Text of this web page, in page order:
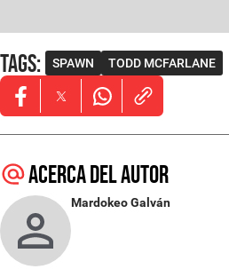
Tags: SPAWN TODD MCFARLANE
Opens in new window
Opens in new window
Opens in new window
Acerca del autor
Mardokeo Galván